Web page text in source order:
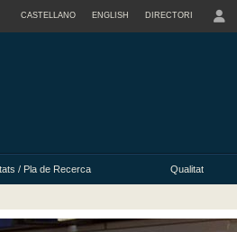
CASTELLANO ENGLISH DIRECTORI
/ Pla de Recerca Qualitat